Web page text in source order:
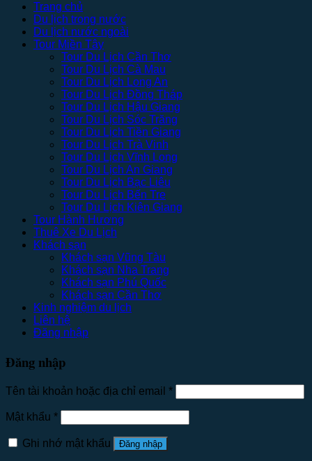
Trang chủ
Du lịch trong nước
Du lịch nước ngoài
Tour Miền Tây
Tour Du Lịch Cần Thơ
Tour Du Lịch Cà Mau
Tour Du Lịch Long An
Tour Du Lịch Đồng Tháp
Tour Du Lịch Hậu Giang
Tour Du Lịch Sóc Trăng
Tour Du Lịch Tiền Giang
Tour Du Lịch Trà Vinh
Tour Du Lịch Vĩnh Long
Tour Du Lịch An Giang
Tour Du Lịch Bạc Liêu
Tour Du Lịch Bến Tre
Tour Du Lịch Kiên Giang
Tour Hành Hương
Thuê Xe Du Lịch
Khách sạn
Khách sạn Vũng Tàu
Khách sạn Nha Trang
Khách sạn Phú Quốc
Khách sạn Cần Thơ
Kinh nghiệm du lịch
Liên hệ
Đăng nhập
Đăng nhập
Tên tài khoản hoặc địa chỉ email *
Mật khẩu *
Ghi nhớ mật khẩu Đăng nhập